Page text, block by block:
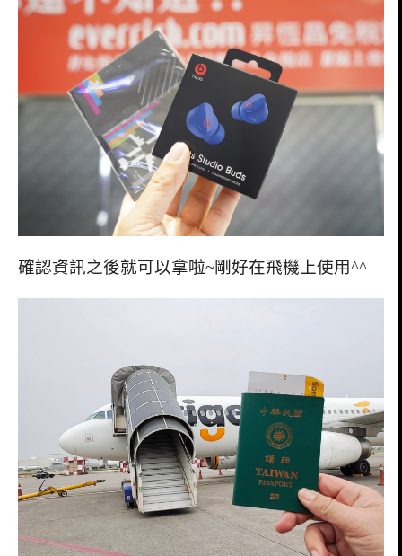
確認資訊之後就可以拿啦~剛好在飛機上使用^^